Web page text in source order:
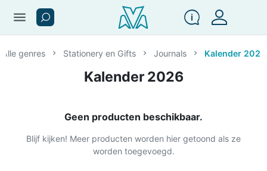
menu
Alle genres Stationery en Gifts Journals Kalender 2026
Kalender 2026
Geen producten beschikbaar.
Blijf kijken! Meer producten worden hier getoond als ze
worden toegevoegd.